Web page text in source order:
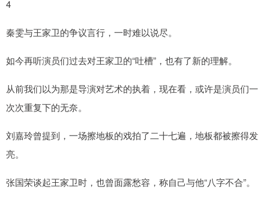
4
秦雯与王家卫的争议言行，一时难以说尽。
如今再听演员们过去对王家卫的“吐槽”，也有了新的理解。
从前我们以为那是导演对艺术的执着，现在看，或许是演员们一
次次重复下的无奈。
刘嘉玲曾提到，一场擦地板的戏拍了二十七遍，地板都被擦得发
亮。
张国荣谈起王家卫时，也曾面露愁容，称自己与他“八字不合”。